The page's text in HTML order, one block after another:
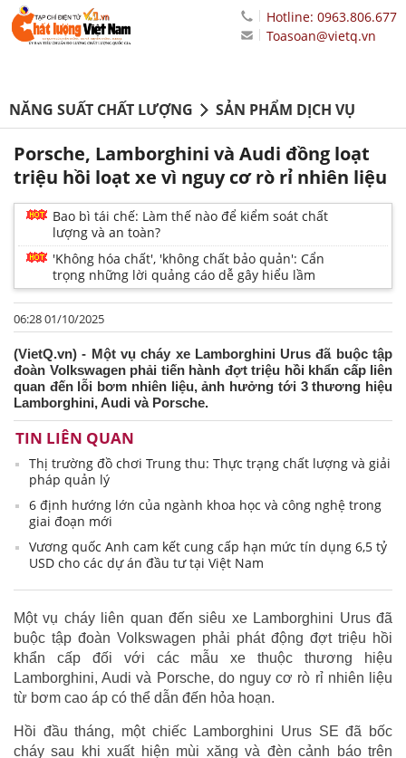
Hotline: 0963.806.677
Toasoan@vietq.vn
NĂNG SUẤT CHẤT LƯỢNG SẢN PHẨM DỊCH VỤ
Porsche, Lamborghini và Audi đồng loạt
triệu hồi loạt xe vì nguy cơ rò rỉ nhiên liệu
Bao bì tái chế: Làm thế nào để kiểm soát chất
lượng và an toàn?
'Không hóa chất', 'không chất bảo quản': Cẩn
trọng những lời quảng cáo dễ gây hiểu lầm
06:28 01/10/2025
(VietQ.vn) - Một vụ cháy xe Lamborghini Urus đã buộc tập
đoàn Volkswagen phải tiến hành đợt triệu hồi khẩn cấp liên
quan đến lỗi bơm nhiên liệu, ảnh hưởng tới 3 thương hiệu
Lamborghini, Audi và Porsche.
TIN LIÊN QUAN
Thị trường đồ chơi Trung thu: Thực trạng chất lượng và giải
pháp quản lý
6 định hướng lớn của ngành khoa học và công nghệ trong
giai đoạn mới
Vương quốc Anh cam kết cung cấp hạn mức tín dụng 6,5 tỷ
USD cho các dự án đầu tư tại Việt Nam
Một vụ cháy liên quan đến siêu xe Lamborghini Urus đã
buộc tập đoàn Volkswagen phải phát động đợt triệu hồi
khẩn cấp đối với các mẫu xe thuộc thương hiệu
Lamborghini, Audi và Porsche, do nguy cơ rò rỉ nhiên liệu
từ bơm cao áp có thể dẫn đến hỏa hoạn.
Hồi đầu tháng, một chiếc Lamborghini Urus SE đã bốc
cháy sau khi xuất hiện mùi xăng và đèn cảnh báo trên